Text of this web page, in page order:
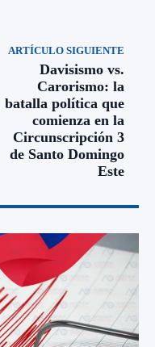
ARTÍCULO SIGUIENTE
Davisismo vs.
Carorismo: la
batalla política que
comienza en la
Circunscripción 3
de Santo Domingo
Este